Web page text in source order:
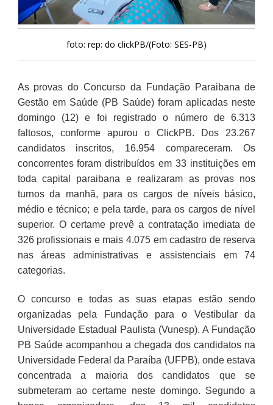
foto: rep: do clickPB/(Foto: SES-PB)
As provas do Concurso da Fundação Paraibana de
Gestão em Saúde (PB Saúde) foram aplicadas neste
domingo (12) e foi registrado o número de 6.313
faltosos, conforme apurou o ClickPB. Dos 23.267
candidatos inscritos, 16.954 compareceram. Os
concorrentes foram distribuídos em 33 instituições em
toda capital paraibana e realizaram as provas nos
turnos da manhã, para os cargos de níveis básico,
médio e técnico; e pela tarde, para os cargos de nível
superior. O certame prevê a contratação imediata de
326 profissionais e mais 4.075 em cadastro de reserva
nas áreas administrativas e assistenciais em 74
categorias.
O concurso e todas as suas etapas estão sendo
organizadas pela Fundação para o Vestibular da
Universidade Estadual Paulista (Vunesp). A Fundação
PB Saúde acompanhou a chegada dos candidatos na
Universidade Federal da Paraíba (UFPB), onde estava
concentrada a maioria dos candidatos que se
submeteram ao certame neste domingo. Segundo a